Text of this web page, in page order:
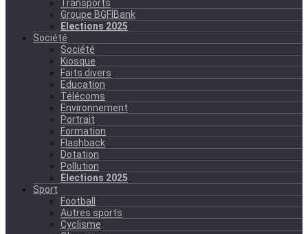
Transports
Groupe BGFIBank
Elections 2025
Société
Société
Kiosque
Faits divers
Education
Télécoms
Environnement
Portrait
Formation
Flashback
Dotation
Pollution
Elections 2025
Sport
Football
Autres sports
Cyclisme